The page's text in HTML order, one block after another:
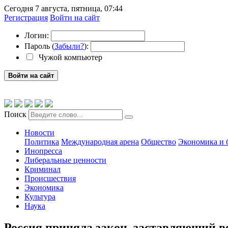
Сегодня 7 августа, пятница, 07:44
Регистрация Войти на сайт
Логин:
Пароль (Забыли?):
Чужой компьютер
Войти на сайт
Поиск
Новости
Политика Международная арена Общество Экономика и
Инопресса
Либеральные ценности
Криминал
Происшествия
Экономика
Культура
Наука